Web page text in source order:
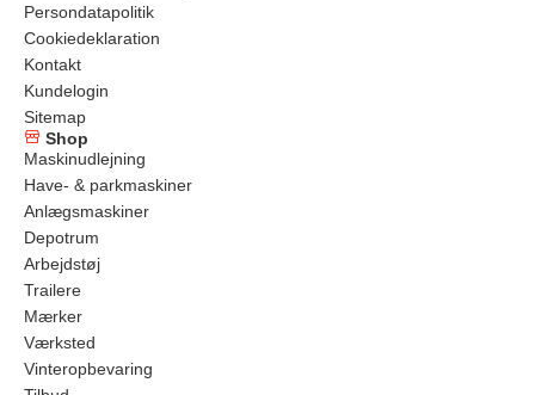
Persondatapolitik
Cookiedeklaration
Kontakt
Kundelogin
Sitemap
Shop
Maskinudlejning
Have- & parkmaskiner
Anlægsmaskiner
Depotrum
Arbejdstøj
Trailere
Mærker
Værksted
Vinteropbevaring